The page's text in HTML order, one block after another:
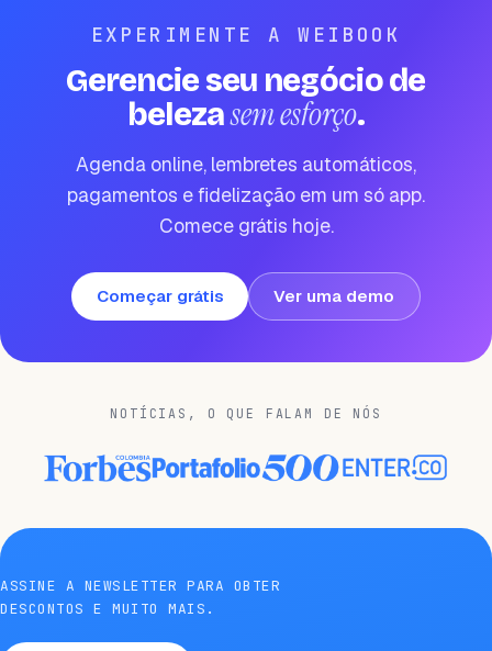
EXPERIMENTE A WEIBOOK
Gerencie seu negócio de
belezasem esforço.
Agenda online, lembretes automáticos,
pagamentos e fidelização em um só app.
Comece grátis hoje.
Começar grátis Ver uma demo
NOTÍCIAS, O QUE FALAM DE NÓS
ASSINE A NEWSLETTER PARA OBTER
DESCONTOS E MUITO MAIS.